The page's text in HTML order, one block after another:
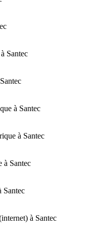
Santec
à Santec
à Santec
à Santec
Santec
à Santec